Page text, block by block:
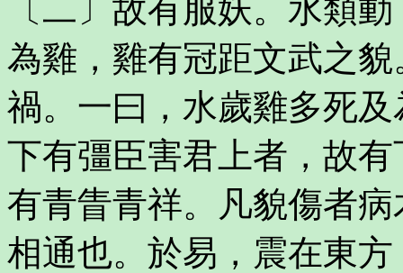
〔二〕故有服妖。水類
為雞，雞有冠距文武之
禍。一曰，水歲雞多死
下有彊臣害君上者，故
有青眚青祥。凡貌傷者
相通也。於易，震在東